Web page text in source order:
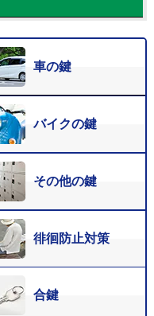
車の鍵
バイクの鍵
その他の鍵
徘徊防止対策
合鍵